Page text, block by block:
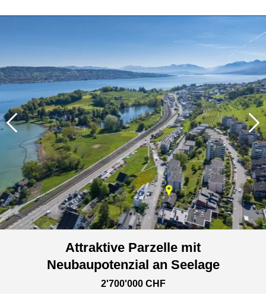
Attraktive Parzelle mit
Neubaupotenzial an Seelage
2'700'000 CHF